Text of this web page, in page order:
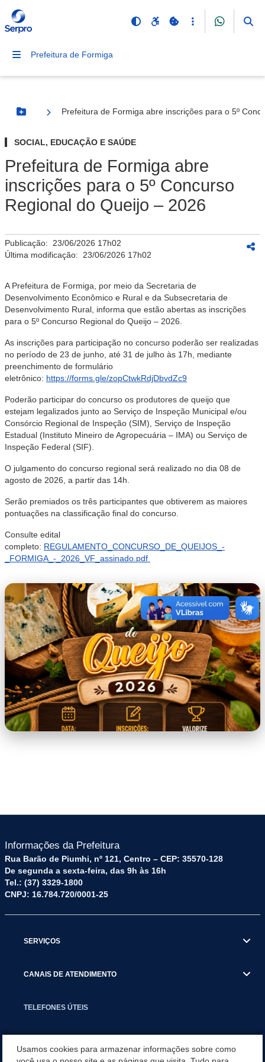
Prefeitura de Formiga
Botão Menu
Prefeitura de Formiga abre inscrições para o 5º
SOCIAL, EDUCAÇÃO E SAÚDE
Prefeitura de Formiga abre
inscrições para o 5º Concurso
Regional do Queijo – 2026
Publicação: 23/06/2026 17h02
Última modificação: 23/06/2026 17h02
A Prefeitura de Formiga, por meio da Secretaria de
Desenvolvimento Econômico e Rural e da Subsecretaria de
Desenvolvimento Rural, informa que estão abertas as inscrições
para o 5º Concurso Regional do Queijo – 2026.
As inscrições para participação no concurso poderão ser realizadas
no período de 23 de junho, até 31 de julho às 17h, mediante
preenchimento de formulário
eletrônico: https://forms.gle/zopCtwkRdjDbvdZc9
Poderão participar do concurso os produtores de queijo que
estejam legalizados junto ao Serviço de Inspeção Municipal e/ou
Consórcio Regional de Inspeção (SIM), Serviço de Inspeção
Estadual (Instituto Mineiro de Agropecuária – IMA) ou Serviço de
Inspeção Federal (SIF).
O julgamento do concurso regional será realizado no dia 08 de
agosto de 2026, a partir das 14h.
Serão premiados os três participantes que obtiverem as maiores
pontuações na classificação final do concurso.
Consulte edital
completo: REGULAMENTO_CONCURSO_DE_QUEIJOS_-
_FORMIGA_-_2026_VF_assinado.pdf
Informações da Prefeitura
Rua Barão de Piumhi, nº 121, Centro – CEP: 35570-128
De segunda a sexta-feira, das 9h às 16h
Tel.: (37) 3329-1800
CNPJ: 16.784.720/0001-25
SERVIÇOS
CANAIS DE ATENDIMENTO
TELEFONES ÚTEIS
Usamos cookies para armazenar informações sobre como